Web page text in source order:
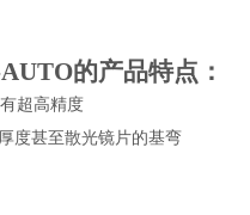
的产品特点：
超高精度
度甚至散光镜片的基弯